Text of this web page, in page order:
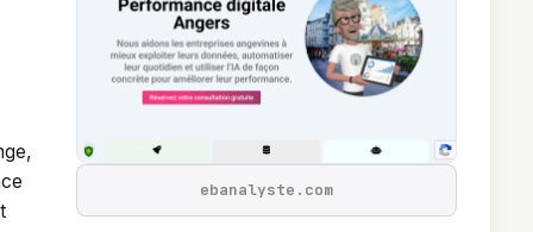
ebanalyste.com